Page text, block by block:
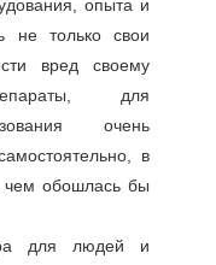
опыта и
не только свои
вред своему
для
очень
в
чем обошлась бы
для людей и